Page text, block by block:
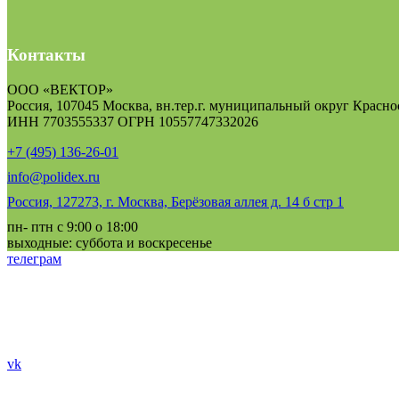
Контакты
ООО «ВЕКТОР»
Россия, 107045 Москва, вн.тер.г. муниципальный округ
ИНН 7703555337 ОГРН 10557747332026
+7 (495) 136-26-01
info@polidex.ru
Россия, 127273, г. Москва, Берёзовая аллея д. 14 б стр 1
пн- птн с 9:00 о 18:00
выходные: суббота и воскресенье
телеграм
vk